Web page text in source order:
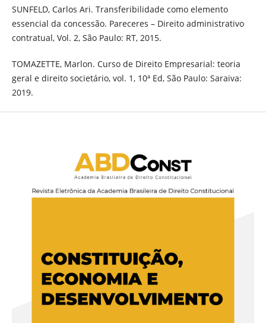
SUNFELD, Carlos Ari. Transferibilidade como elemento
essencial da concessão. Pareceres – Direito administrativo
contratual, Vol. 2, São Paulo: RT, 2015.
TOMAZETTE, Marlon. Curso de Direito Empresarial: teoria
geral e direito societário, vol. 1, 10ª Ed, São Paulo: Saraiva:
2019.